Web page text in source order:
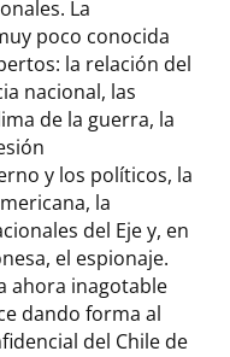
La
poco conocida
la relación del
nacional, las
de la guerra, la
y los políticos, la
la
del Eje y, en
el espionaje.
ahora inagotable
dando forma al
del Chile de